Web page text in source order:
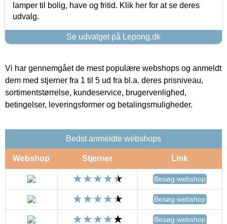
lamper til bolig, have og fritid. Klik her for at se deres
udvalg.
Se udvalget på Lepong.dk
Vi har gennemgået de mest populære webshops og anmeldt
dem med stjerner fra 1 til 5 ud fra bl.a. deres prisniveau,
sortimentstørrelse, kundeservice, brugervenlighed,
betingelser, leveringsformer og betalingsmuligheder.
Bedst anmeldte webshops
Webshop Stjerner Link
Besøg webshop
Besøg webshop
Besøg webshop